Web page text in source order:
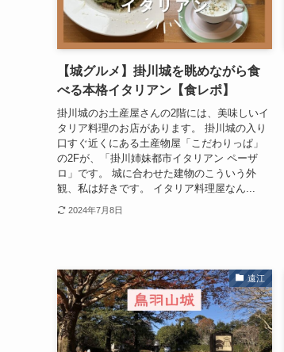
【城グルメ】掛川城を眺めながら食
べる本格イタリアン【食レポ】
掛川城のお土産屋さんの2階には、美味しいイ
タリア料理のお店があります。 掛川城の入り
口すぐ近くにある土産物屋「こだわりっぱ」
の2Fが、「掛川姉妹都市イタリアン ペーザ
ロ」です。 城に合わせた建物のこういう外
観、私は好きです。 イタリア料理屋なん...
2024年7月8日
遠江